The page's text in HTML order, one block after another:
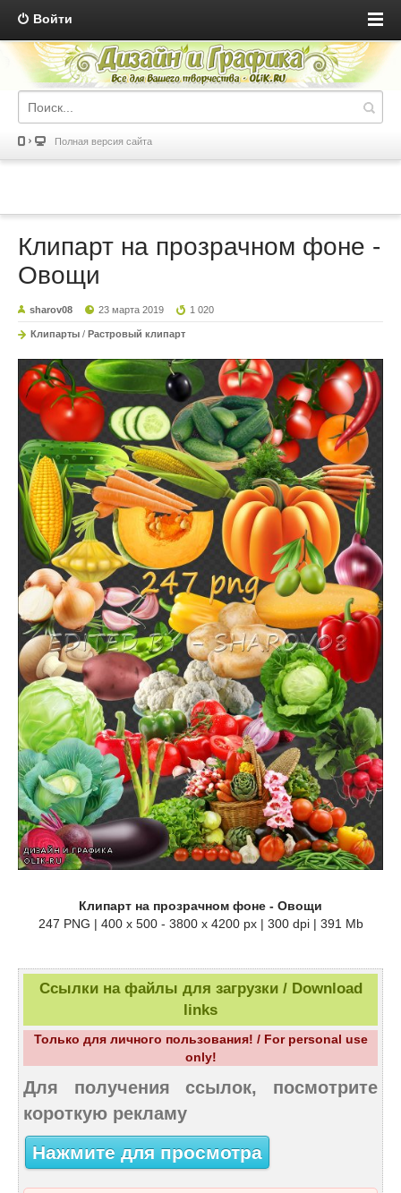
Войти
Полная версия сайта
Клипарт на прозрачном фоне -
Овощи
sharov08 23 марта 2019 1 020
Клипарты / Растровый клипарт
Клипарт на прозрачном фоне - Овощи
247 PNG | 400 x 500 - 3800 x 4200 px | 300 dpi | 391 Mb
Ссылки на файлы для загрузки / Download
links
Только для личного пользования! / For personal use
only!
Для получения ссылок, посмотрите
короткую рекламу
Нажмите для просмотра